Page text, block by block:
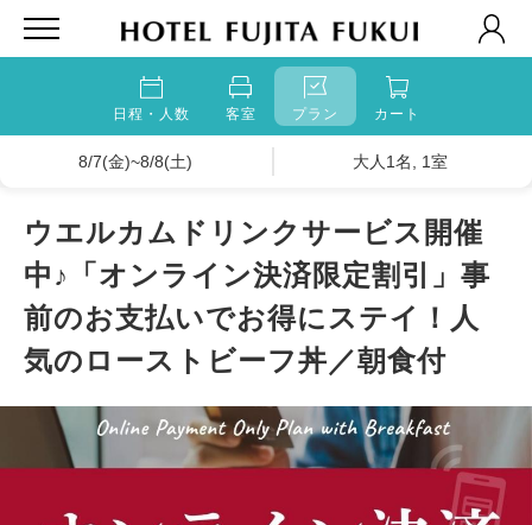
日程・人数 客室 プラン カート
8/7(金)~8/8(土) 大人1名, 1室
ウエルカムドリンクサービス開催
中♪「オンライン決済限定割引」事
前のお支払いでお得にステイ！人
気のローストビーフ丼／朝食付